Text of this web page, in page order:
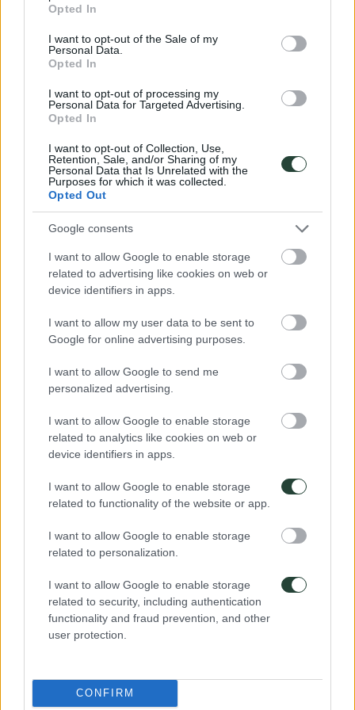
use your data for below specified purposes in below Google
consent section.
Opted In
I want to opt-out of the Sale of my
Personal Data.
Opted In
I want to opt-out of processing my
Personal Data for Targeted Advertising.
Opted In
I want to opt-out of Collection, Use,
Retention, Sale, and/or Sharing of my
Personal Data that Is Unrelated with the
Purposes for which it was collected.
Opted Out
Google consents
I want to allow Google to enable storage
related to advertising like cookies on web or
device identifiers in apps.
I want to allow my user data to be sent to
Google for online advertising purposes.
I want to allow Google to send me
personalized advertising.
I want to allow Google to enable storage
related to analytics like cookies on web or
device identifiers in apps.
I want to allow Google to enable storage
related to functionality of the website or app.
I want to allow Google to enable storage
related to personalization.
I want to allow Google to enable storage
related to security, including authentication
functionality and fraud prevention, and other
user protection.
CONFIRM
¿Por qué viajar con nosotros?
Preguntas frecuentes
Blog de viajes
Ser coordinador
Privacidad y Cookies· 3000KM: Licencia CV-n-l784-CS4-CS,
NIF: B44506079|